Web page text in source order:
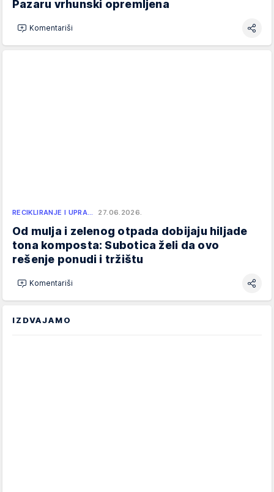
Pazaru vrhunski opremljena
Komentariši
RECIKLIRANJE I UPRA… 27.06.2026.
Od mulja i zelenog otpada dobijaju hiljade
tona komposta: Subotica želi da ovo
rešenje ponudi i tržištu
Komentariši
IZDVAJAMO